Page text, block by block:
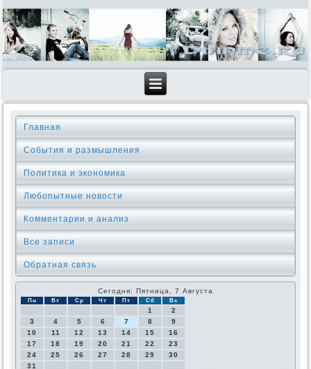
Главная
События и размышления
Политика и экономика
Любопытные новости
Комментарии и анализ
Все записи
Обратная связь
Сегодня: Пятница, 7 Августа
Пн Вт Ср Чт Пт Сб Вс
1
2
3
4 5 6 7 8
9
10
11 12 13 14 15
16
17
18 19 20 21 22
23
24
25 26 27 28 29
30
31